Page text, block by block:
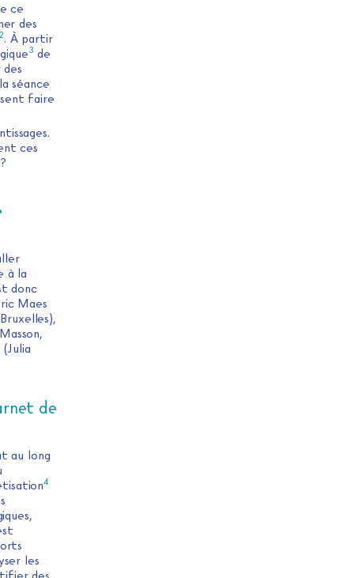
ce
des
. À partir
3 de
séance
faire
ces
à la
donc
Maes
de
au long
4
les